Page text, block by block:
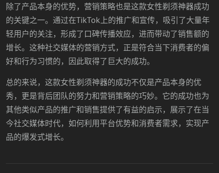
除了产品本身的优势，营销策略也是这款女性剃须神器成功
的关键之一。通过在TikTok上的推广和宣传，吸引了大量年
轻用户的关注，形成了口碑传播效应，进而带动了销售额的
增长。这种社交媒体的营销方式，正是符合当下消费者的偏
好和行为习惯的，因此取得了巨大的成功。
总的来说，这款女性剃须神器的成功不仅是产品本身的优
秀，更是背后团队的努力和营销策略的巧妙。它的成功也为
其他类似产品的推广和销售提供了有益的启示，展示了在当
今社交媒体时代，如何利用平台优势和消费者需求，实现产
品的爆发式增长。